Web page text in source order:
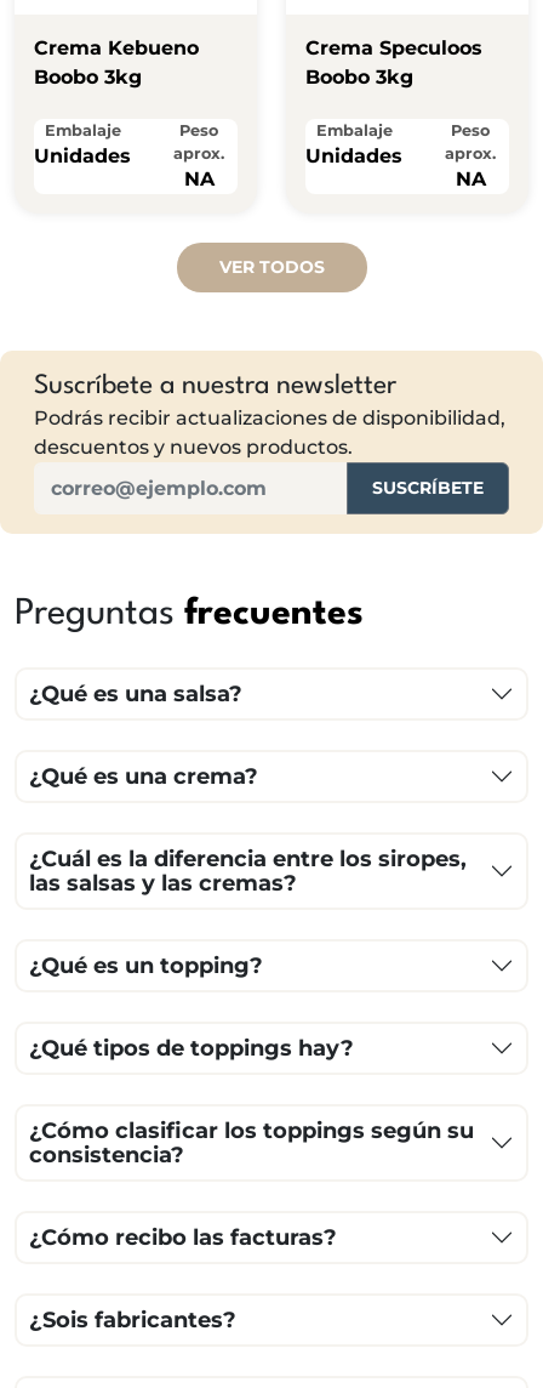
Crema Kebueno
Boobo 3kg
Embalaje
Unidades
Peso
aprox.
NA
Crema Speculoos
Boobo 3kg
Embalaje
Unidades
Peso
aprox.
NA
VER TODOS
Suscríbete a nuestra newsletter
Podrás recibir actualizaciones de disponibilidad,
descuentos y nuevos productos.
SUSCRÍBETE
Preguntas frecuentes
¿Qué es una salsa?
¿Qué es una crema?
¿Cuál es la diferencia entre los siropes,
las salsas y las cremas?
¿Qué es un topping?
¿Qué tipos de toppings hay?
¿Cómo clasificar los toppings según su
consistencia?
¿Cómo recibo las facturas?
¿Sois fabricantes?